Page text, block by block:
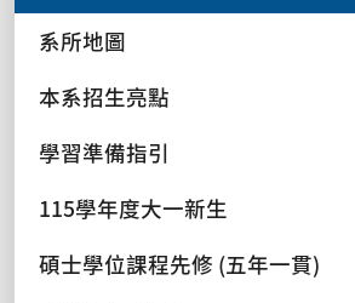
系所地圖
本系招生亮點
學習準備指引
115學年度大一新生
碩士學位課程先修 (五年一貫)